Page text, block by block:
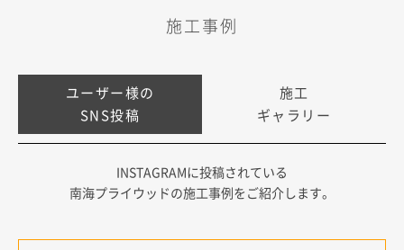
施工事例
ユーザー様の
SNS投稿
施工
ギャラリー
INSTAGRAMに投稿されている
南海プライウッドの施工事例をご紹介します。